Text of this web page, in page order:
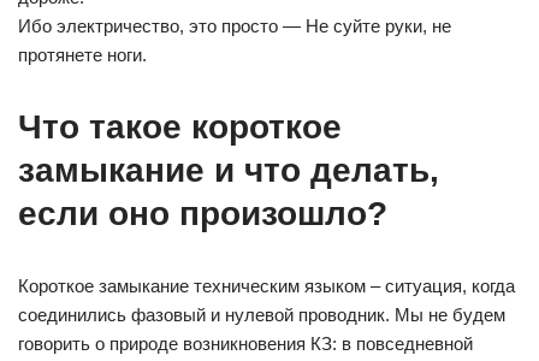
Ибо электричество, это просто — Не суйте руки, не
протянете ноги.
Что такое короткое
замыкание и что делать,
если оно произошло?
Короткое замыкание техническим языком – ситуация, когда
соединились фазовый и нулевой проводник. Мы не будем
говорить о природе возникновения КЗ: в повседневной